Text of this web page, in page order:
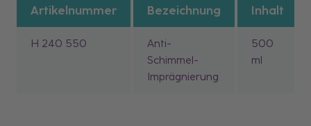
Artikelnummer Bezeichnung Inhalt
H 240 550
Anti-
Schimmel-
Imprägnierung
500
ml